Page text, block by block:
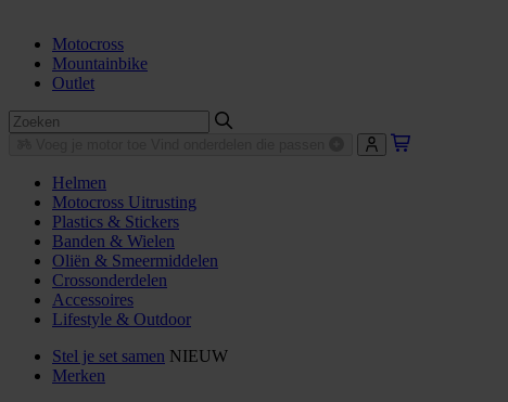
Motocross
Mountainbike
Outlet
Helmen
Motocross Uitrusting
Plastics & Stickers
Banden & Wielen
Oliën & Smeermiddelen
Crossonderdelen
Accessoires
Lifestyle & Outdoor
Stel je set samen NIEUW
Merken